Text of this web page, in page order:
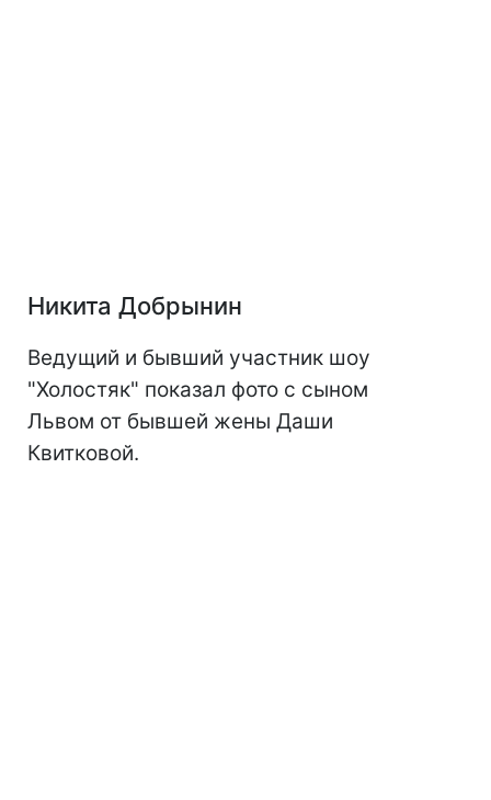
Никита Добрынин
Ведущий и бывший участник шоу
"Холостяк" показал фото с сыном
Львом от бывшей жены Даши
Квитковой.